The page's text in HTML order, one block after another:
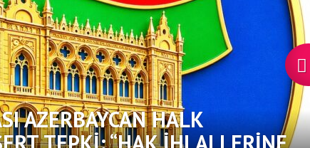
AZERBAYCAN HALK